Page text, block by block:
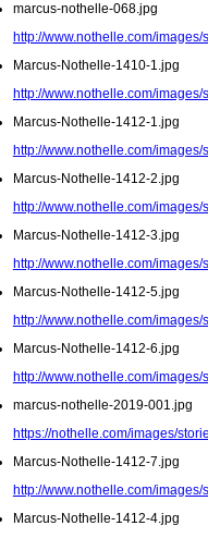
marcus-nothelle-068.jpg
http://www.nothelle.com/
Marcus-Nothelle-1410-1.jpg
http://www.nothelle.com/
Marcus-Nothelle-1412-1.jpg
http://www.nothelle.com/
Marcus-Nothelle-1412-2.jpg
http://www.nothelle.com/
Marcus-Nothelle-1412-3.jpg
http://www.nothelle.com/
Marcus-Nothelle-1412-5.jpg
http://www.nothelle.com/
Marcus-Nothelle-1412-6.jpg
http://www.nothelle.com/
marcus-nothelle-2019-001.jpg
https://nothelle.com/images/
Marcus-Nothelle-1412-7.jpg
http://www.nothelle.com/
Marcus-Nothelle-1412-4.jpg